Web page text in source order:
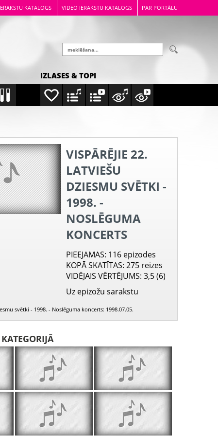
KATALOGS VIDEO IERAKSTU KATALOGS PAR PORTĀLU
IZLASES & TOPI
PIEEJAMS
PUBLISKAJĀS
BIBLIOTĒKĀS
Vakars nāca Pieteikums
VISPĀRĒJIE 22.
LATVIEŠU
DZIESMU SVĒTKI -
1998. -
NOSLĒGUMA
KONCERTS
PIEEJAMAS: 116 epizodes
KOPĀ SKATĪTAS: 275 reizes
VIDĒJAIS VĒRTĒJUMS: 3,5 (6)
Uz epizožu sarakstu
svētki - 1998. - Noslēguma koncerts: 1998.07.05.